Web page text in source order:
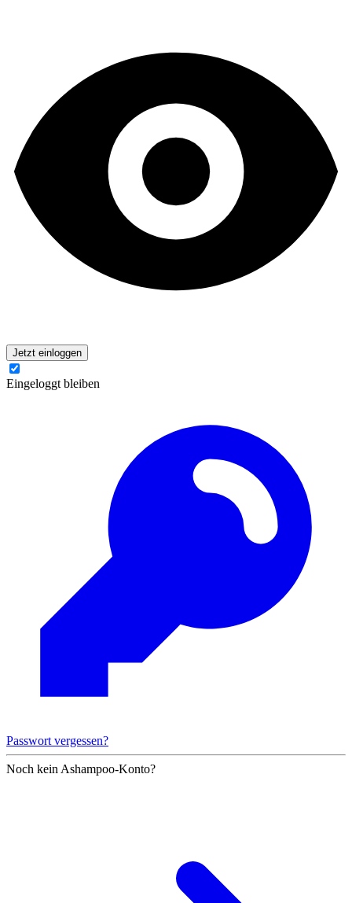
Jetzt einloggen
Eingeloggt bleiben
Passwort vergessen?
Noch kein Ashampoo-Konto?